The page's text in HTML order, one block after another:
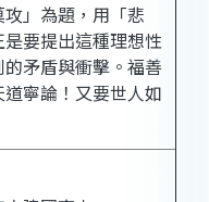
攻」為題，用「悲
要提出這種理想性
矛盾與衝擊。福善
寧論！又要世人如